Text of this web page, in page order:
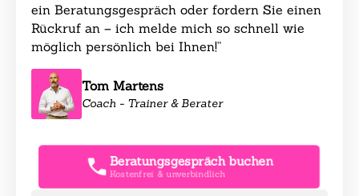
ein Beratungsgespräch oder fordern Sie einen
Rückruf an – ich melde mich so schnell wie
möglich persönlich bei Ihnen!“
Tom Martens
Coach - Trainer & Berater
Beratungsgespräch buchen
Kostenfrei & unverbindlich